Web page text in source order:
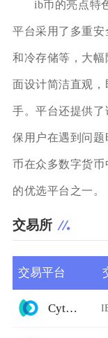
ib币的亮点特
平台采用了多重
和冷存储等，大
面设计简洁直观
手。平台还提供
保用户在遇到问
币在众多数字货
的优选平台之一。
交易所
交易平台
Cytoswap